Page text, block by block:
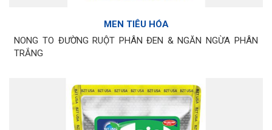
MEN TIÊU HÓA
NONG TO ĐƯỜNG RUỘT PHÂN ĐEN & NGĂN NGỪA PHÂN
TRẮNG